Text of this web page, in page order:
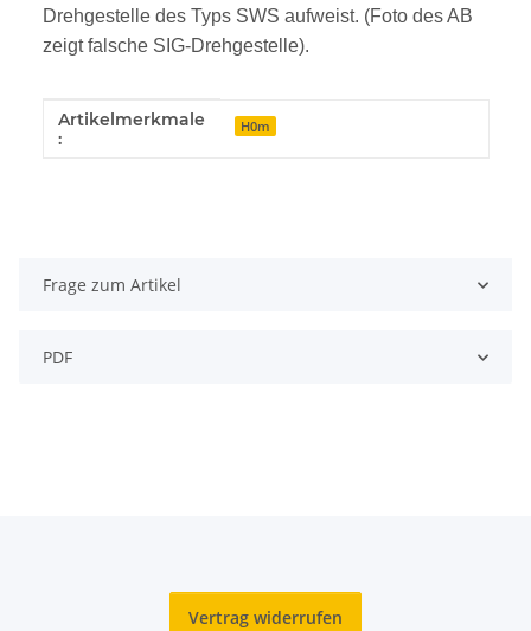
Drehgestelle des Typs SWS aufweist. (Foto des AB
zeigt falsche SIG-Drehgestelle).
Produkteigenschaft
Wert
Artikelmerkmale
:
H0m
Frage zum Artikel
PDF
Vertrag widerrufen